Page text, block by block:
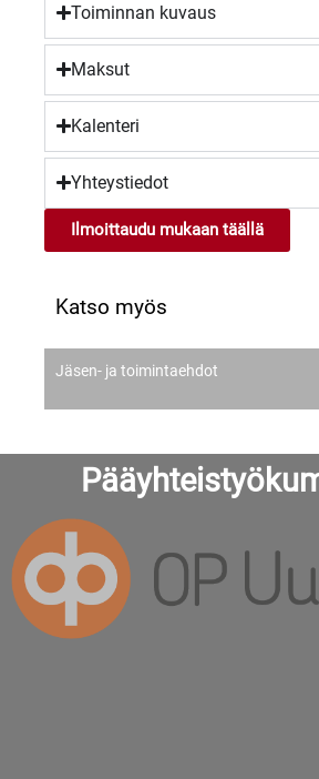
Toiminnan kuvaus
Maksut
Kalenteri
Yhteystiedot
Ilmoittaudu mukaan täällä
Katso myös
Jäsen- ja toimintaehdot